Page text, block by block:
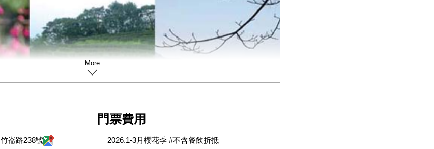
然的靜謐之美，也可以充分體會到台灣農林對這片土地的熱愛及用心維護優質生態
崙路238號
門票費用
2026.1-3月櫻花季 #不含餐飲折抵